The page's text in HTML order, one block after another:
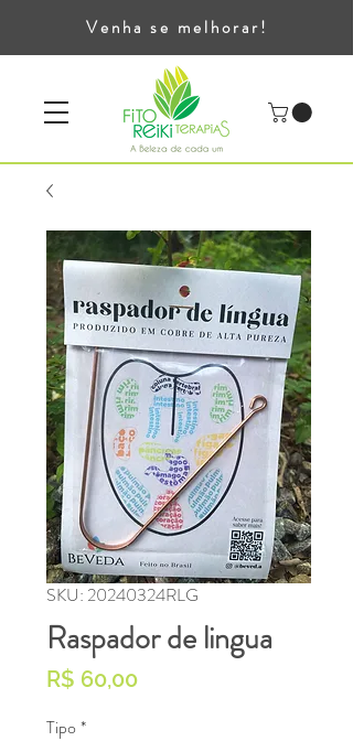
Venha se melhorar!
SKU: 20240324RLG
Raspador de lingua
R$ 60,00Preço
Tipo *